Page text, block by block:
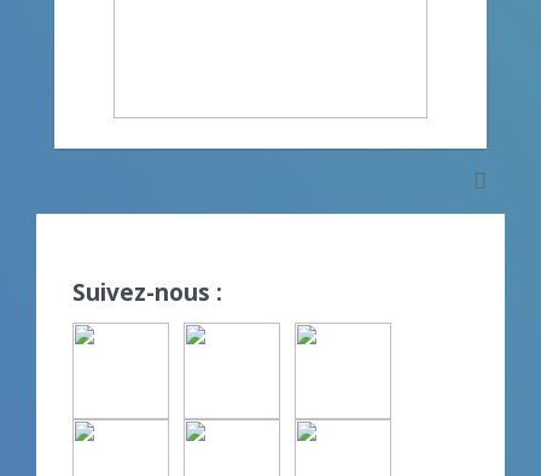
Suivez-nous :